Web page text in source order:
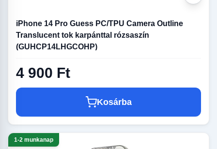
iPhone 14 Pro Guess PC/TPU Camera Outline
Translucent tok karpánttal rózsaszín
(GUHCP14LHGCOHP)
4 900 Ft
Kosárba
1-2 munkanap